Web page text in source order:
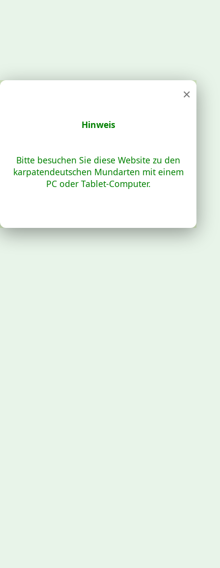
×
Hinweis
Bitte besuchen Sie diese Website zu den
karpatendeutschen Mundarten mit einem
PC oder Tablet-Computer.